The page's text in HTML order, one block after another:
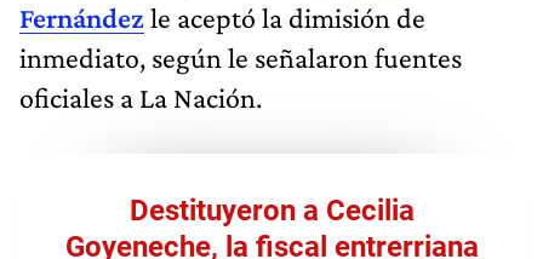
Fernándezle aceptó la dimisión de
inmediato, según le señalaron fuentes
oficiales a La Nación.
Destituyeron a Cecilia
Goyeneche, la fiscal entrerriana